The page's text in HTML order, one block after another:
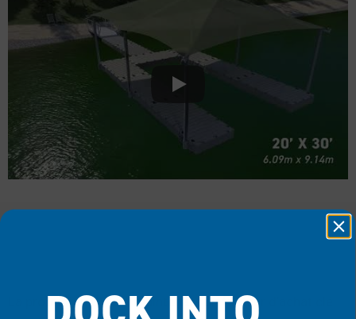
La protection UV est maintenant un facteur d’achat clé